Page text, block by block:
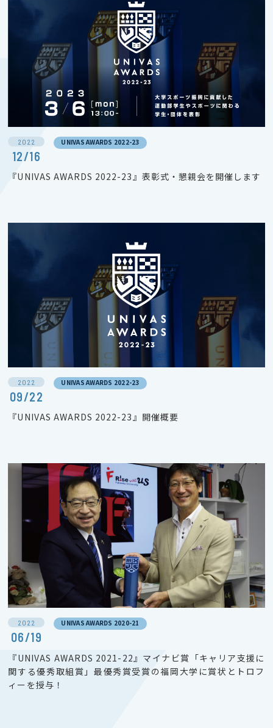
2022
12/16
UNIVAS AWARDS 2022-23
『UNIVAS AWARDS 2022-23』表彰式・懇親会を開催します
2022
09/22
UNIVAS AWARDS 2022-23
『UNIVAS AWARDS 2022-23』開催概要
2022
06/19
UNIVAS AWARDS 2020-21
『UNIVAS AWARDS 2021-22』マイナビ賞「キャリア支援に
関する優秀取組賞」最優秀賞受賞の福岡大学に賞状とトロフ
ィーを授与！